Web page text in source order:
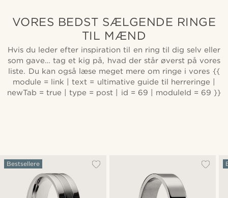
VORES BEDST SÆLGENDE RINGE
TIL MÆND
Hvis du leder efter inspiration til en ring til dig selv eller
som gave… tag et kig på, hvad der står øverst på vores
liste. Du kan også læse meget mere om ringe i vores {{
module = link | text = ultimative guide til herreringe |
newTab = true | type = post | id = 69 | moduleId = 69 }}
Bestsellere